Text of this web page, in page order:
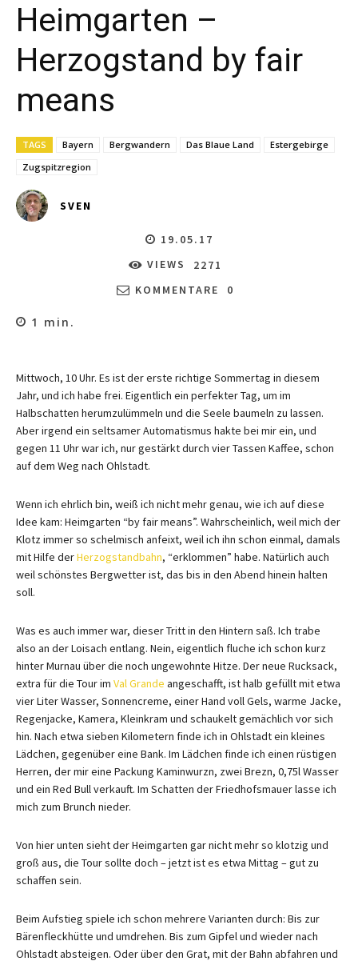
Heimgarten –
Herzogstand by fair
means
TAGS Bayern Bergwandern Das Blaue Land
Estergebirge
Zugspitzregion
SVEN
19.05.17
VIEWS
2271
KOMMENTARE
0
1 min.
Mittwoch, 10 Uhr. Es ist der erste richtige Sommertag in diesem
Jahr, und ich habe frei. Eigentlich ein perfekter Tag, um im
Halbschatten herumzulümmeln und die Seele baumeln zu lassen.
Aber irgend ein seltsamer Automatismus hakte bei mir ein, und
gegen 11 Uhr war ich, nur gestärkt durch vier Tassen Kaffee, schon
auf dem Weg nach Ohlstadt.
Wenn ich ehrlich bin, weiß ich nicht mehr genau, wie ich auf diese
Idee kam: Heimgarten “by fair means”. Wahrscheinlich, weil mich der
Klotz immer so schelmisch anfeixt, weil ich ihn schon einmal, damals
mit Hilfe derHerzogstandbahn, “erklommen” habe. Natürlich auch
weil schönstes Bergwetter ist, das bis in den Abend hinein halten
soll.
Was es auch immer war, dieser Tritt in den Hintern saß. Ich trabe
also an der Loisach entlang. Nein, eigentlich fluche ich schon kurz
hinter Murnau über die noch ungewohnte Hitze. Der neue Rucksack,
extra für die Tour im Val Grande angeschafft, ist halb gefüllt mit etwa
vier Liter Wasser, Sonnencreme, einer Hand voll Gels, warme Jacke,
Regenjacke, Kamera, Kleinkram und schaukelt gemächlich vor sich
hin. Nach etwa sieben Kilometern finde ich in Ohlstadt ein kleines
Lädchen, gegenüber eine Bank. Im Lädchen finde ich einen rüstigen
Herren, der mir eine Packung Kaminwurzn, zwei Brezn, 0,75l Wasser
und ein Red Bull verkauft. Im Schatten der Friedhofsmauer lasse ich
mich zum Brunch nieder.
Von hier unten sieht der Heimgarten gar nicht mehr so klotzig und
groß aus, die Tour sollte doch – jetzt ist es etwa Mittag – gut zu
schaffen sein.
Beim Aufstieg spiele ich schon mehrere Varianten durch: Bis zur
Bärenfleckhütte und umdrehen. Bis zum Gipfel und wieder nach
Ohlstadt absteigen. Oder über den Grat, mit der Bahn abfahren und